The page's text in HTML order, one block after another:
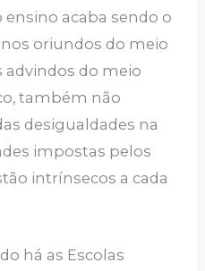
acaba sendo o
oriundos do meio
do meio
também não
desigualdades na
impostas pelos
intrínsecos a cada
há as Escolas